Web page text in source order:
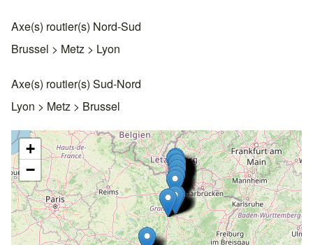
Axe(s) routier(s) Nord-Sud
Brussel > Metz > Lyon
Axe(s) routier(s) Sud-Nord
Lyon > Metz > Brussel
+
−